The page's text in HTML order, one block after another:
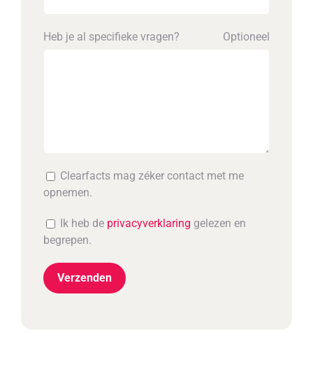
Heb je al specifieke vragen? Optioneel
Clearfacts mag zéker contact met me
opnemen.
Ik heb de privacyverklaring gelezen en
begrepen.